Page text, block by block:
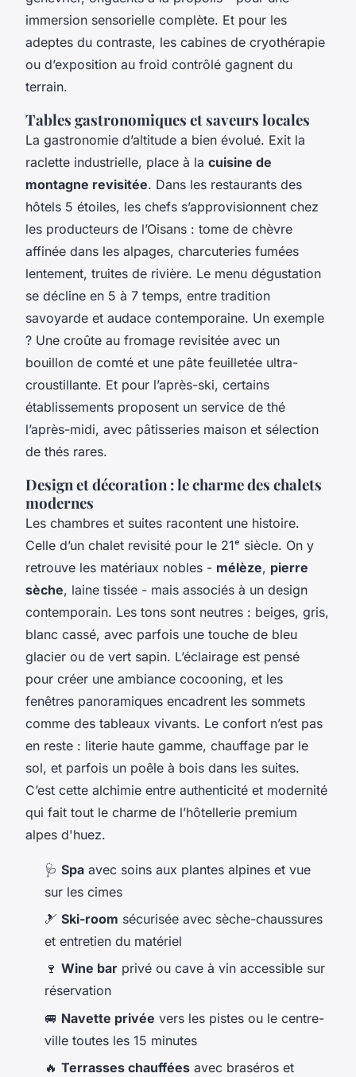
immersion sensorielle complète. Et pour les
adeptes du contraste, les cabines de cryothérapie
ou d’exposition au froid contrôlé gagnent du
terrain.
Tables gastronomiques et saveurs locales
La gastronomie d’altitude a bien évolué. Exit la
raclette industrielle, place à la cuisine de
montagne revisitée. Dans les restaurants des
hôtels 5 étoiles, les chefs s’approvisionnent chez
les producteurs de l’Oisans : tome de chèvre
affinée dans les alpages, charcuteries fumées
lentement, truites de rivière. Le menu dégustation
se décline en 5 à 7 temps, entre tradition
savoyarde et audace contemporaine. Un exemple
? Une croûte au fromage revisitée avec un
bouillon de comté et une pâte feuilletée ultra-
croustillante. Et pour l’après-ski, certains
établissements proposent un service de thé
l’après-midi, avec pâtisseries maison et sélection
de thés rares.
Design et décoration : le charme des chalets
modernes
Les chambres et suites racontent une histoire.
Celle d’un chalet revisité pour le 21ᵉ siècle. On y
retrouve les matériaux nobles - mélèze, pierre
sèche, laine tissée - mais associés à un design
contemporain. Les tons sont neutres : beiges, gris,
blanc cassé, avec parfois une touche de bleu
glacier ou de vert sapin. L’éclairage est pensé
pour créer une ambiance cocooning, et les
fenêtres panoramiques encadrent les sommets
comme des tableaux vivants. Le confort n’est pas
en reste : literie haute gamme, chauffage par le
sol, et parfois un poêle à bois dans les suites.
C’est cette alchimie entre authenticité et modernité
qui fait tout le charme de l’hôtellerie premium
alpes d'huez.
🩺 Spa avec soins aux plantes alpines et vue
sur les cimes
🎿 Ski-room sécurisée avec sèche-chaussures
et entretien du matériel
🍷 Wine bar privé ou cave à vin accessible sur
réservation
🚐 Navette privée vers les pistes ou le centre-
ville toutes les 15 minutes
🔥 Terrasses chauffées avec braséros et